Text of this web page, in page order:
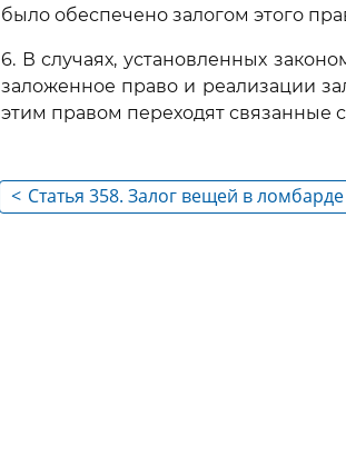
было обеспечено залогом этого
6. В случаях, установленных
заложенное право и реализации
этим правом переходят связанные
< Статья 358. Залог вещей в ломбарде